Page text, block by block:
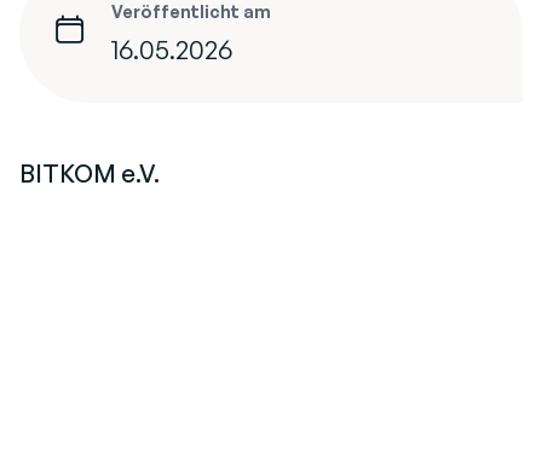
Veröffentlicht am
16.05.2026
BITKOM e.V.